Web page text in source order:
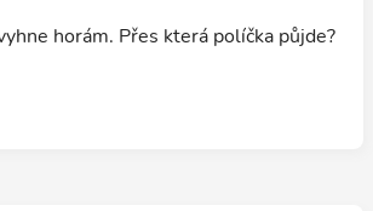
horám. Přes která políčka půjde?